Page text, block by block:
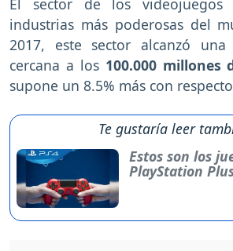
industrias más poderosas del
2017, este sector alcanzó una
cercana a los100.000 millones
supone un 8.5% más con
Te gustaría leer
Estos son los
PlayStation